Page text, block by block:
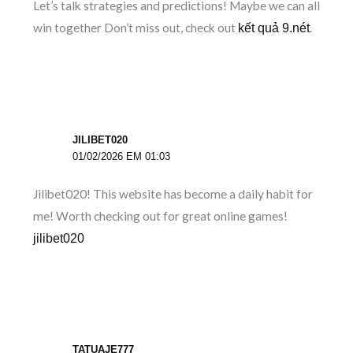
Let’s talk strategies and predictions! Maybe we can all
win together Don’t miss out, check out kết quả 9.nét.
JILIBET020
01/02/2026 EM 01:03
Jilibet020! This website has become a daily habit for
me! Worth checking out for great online games!
jilibet020
TATUAJE777